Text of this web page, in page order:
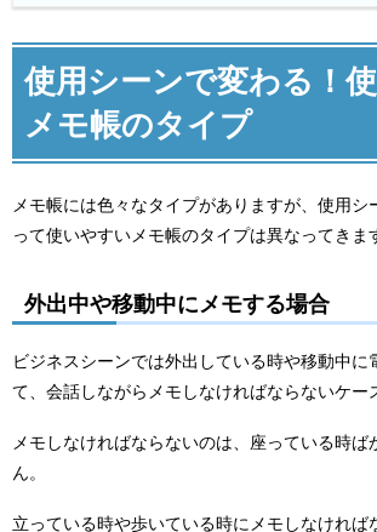
使用シーンで変わる！
メモ帳のタイプ
メモ帳には色々なタイプがありますが、使用シ
って使いやすいメモ帳のタイプは異なってきま
外出中や移動中にメモする場合
ビジネスシーンでは外出している時や移動中に
て、会話しながらメモしなければならないケー
メモしなければならないのは、座っている時ば
ん。
立っている時や歩いている時にメモしなければ